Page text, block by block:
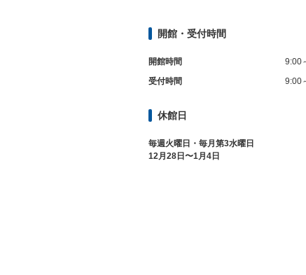
開館・受付時間
開館時間
9:00
受付時間
9:00
休館日
毎週火曜日・毎月第3水曜日
12月28日〜1月4日